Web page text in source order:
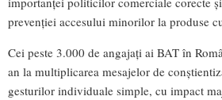
prevenției accesului minorilor la produse
Cei peste 3.000 de angajați ai BAT în
an la multiplicarea mesajelor de
gesturilor individuale simple, cu impact